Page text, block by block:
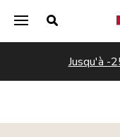
Jusqu'à -